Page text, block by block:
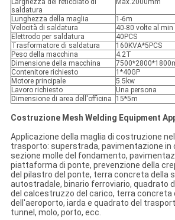
Larghezza del reticolato di
saldatura
Max.2000mm
Lunghezza della maglia 1-6m
Velocità di saldatura
40-80 volte al min
Elettrodo per saldatura
40PCS
Trasformatore di saldatura
160KVA*5PCS
Peso della macchina
4.2T
Dimensione della macchina
Contenitore richiesto
1*40GP
Motore principale
5.5kw
Lavoro richiesto
Una persona
Dimensione di area dell'officina
15*5m
Costruzione Mesh Welding Equipment
Applicazione della maglia di costruzione
trasporto: superstrada, pavimentazione in
sezione molle del fondamento,
piattaforma di ponte, prevenzione della
del pilastro del ponte, terra concreta della
autostradale, binario ferroviario, quadrato
del calcestruzzo del carico, terra concreta
dell'aeroporto, iarda e quadrato del
tunnel, molo, porto, ecc.